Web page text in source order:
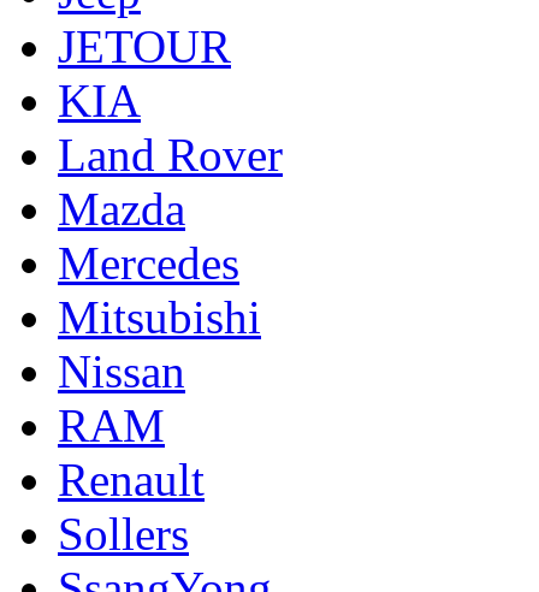
JETOUR
KIA
Land Rover
Mazda
Mercedes
Mitsubishi
Nissan
RAM
Renault
Sollers